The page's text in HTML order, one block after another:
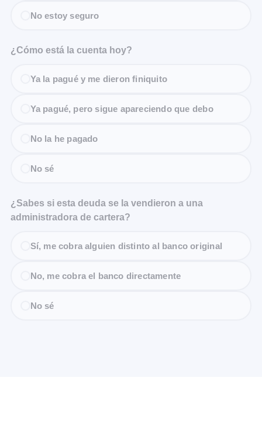
No estoy seguro
¿Cómo está la cuenta hoy?
Ya la pagué y me dieron finiquito
Ya pagué, pero sigue apareciendo que debo
No la he pagado
No sé
¿Sabes si esta deuda se la vendieron a una
administradora de cartera?
Sí, me cobra alguien distinto al banco original
No, me cobra el banco directamente
No sé